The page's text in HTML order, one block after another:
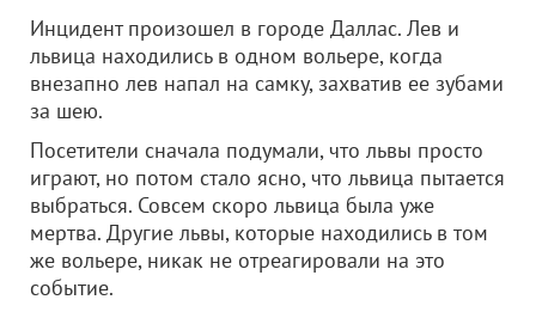
Инцидент произошел в городе Даллас. Лев и
львица находились в одном вольере, когда
внезапно лев напал на самку, захватив ее зубами
за шею.
Посетители сначала подумали, что львы просто
играют, но потом стало ясно, что львица пытается
выбраться. Совсем скоро львица была уже
мертва. Другие львы, которые находились в том
же вольере, никак не отреагировали на это
событие.